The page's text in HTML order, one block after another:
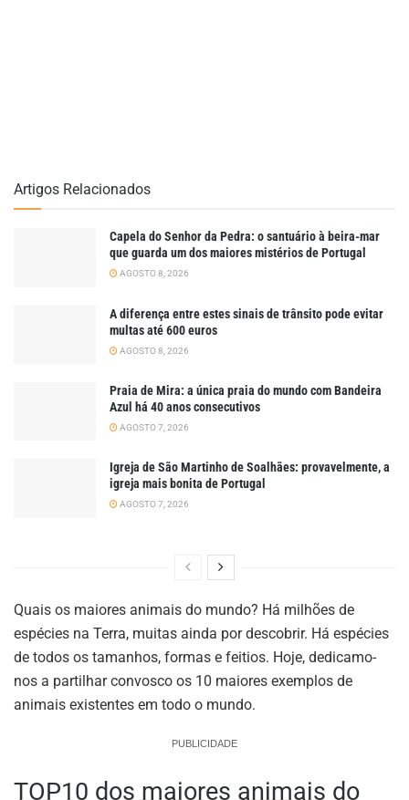
Artigos Relacionados
Capela do Senhor da Pedra: o santuário à beira-mar
que guarda um dos maiores mistérios de Portugal
AGOSTO 8, 2026
A diferença entre estes sinais de trânsito pode evitar
multas até 600 euros
AGOSTO 8, 2026
Praia de Mira: a única praia do mundo com Bandeira
Azul há 40 anos consecutivos
AGOSTO 7, 2026
Igreja de São Martinho de Soalhães: provavelmente, a
igreja mais bonita de Portugal
AGOSTO 7, 2026
Quais os maiores animais do mundo? Há milhões de
espécies na Terra, muitas ainda por descobrir. Há espécies
de todos os tamanhos, formas e feitios. Hoje, dedicamo-
nos a partilhar convosco os 10 maiores exemplos de
animais existentes em todo o mundo.
PUBLICIDADE
TOP10 dos maiores animais do